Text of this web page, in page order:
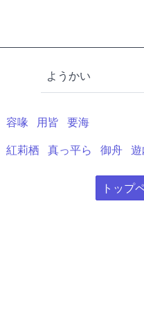
ようかい
容喙 用皆
要海
紅莉栖 真っ平ら 御舟
トップ